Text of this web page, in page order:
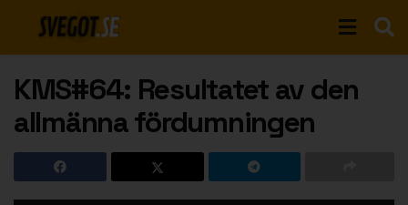
KMS#64: Resultatet av den
allmänna fördumningen